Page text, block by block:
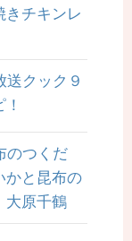
きチキンレ
送クック９
のつくだ
かと昆布の
大原千鶴